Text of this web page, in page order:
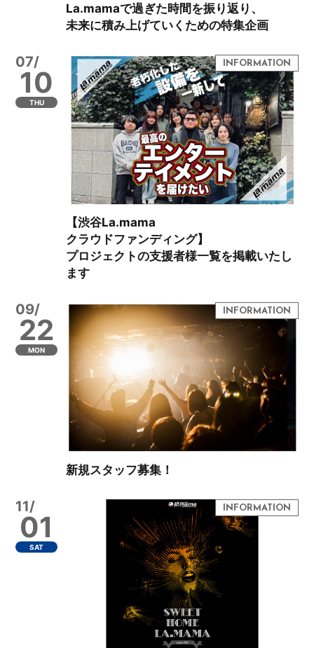
La.mamaで過ぎた時間を振り返り、
未来に積み上げていくための特集企画
07/
10
THU
【渋谷La.mama
クラウドファンディング】
プロジェクトの支援者様一覧を掲載いたし
ます
09/
22
MON
新規スタッフ募集！
11/
01
SAT